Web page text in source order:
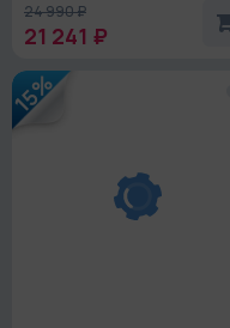
24 990 ₽
21 241 ₽
15%